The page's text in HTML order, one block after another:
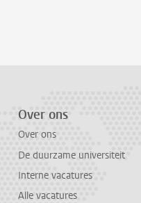
Over ons
Over ons
De duurzame universiteit
Interne vacatures
Alle vacatures